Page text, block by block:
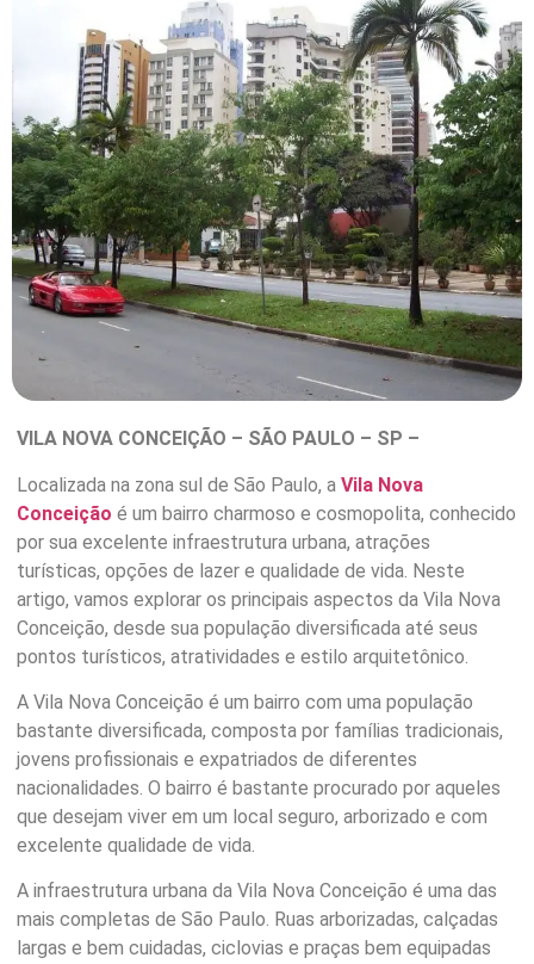
VILA NOVA CONCEIÇÃO – SÃO PAULO – SP –
Localizada na zona sul de São Paulo, a Vila Nova
Conceição é um bairro charmoso e cosmopolita, conhecido
por sua excelente infraestrutura urbana, atrações
turísticas, opções de lazer e qualidade de vida. Neste
artigo, vamos explorar os principais aspectos da Vila Nova
Conceição, desde sua população diversificada até seus
pontos turísticos, atratividades e estilo arquitetônico.
A Vila Nova Conceição é um bairro com uma população
bastante diversificada, composta por famílias tradicionais,
jovens profissionais e expatriados de diferentes
nacionalidades. O bairro é bastante procurado por aqueles
que desejam viver em um local seguro, arborizado e com
excelente qualidade de vida.
A infraestrutura urbana da Vila Nova Conceição é uma das
mais completas de São Paulo. Ruas arborizadas, calçadas
largas e bem cuidadas, ciclovias e praças bem equipadas